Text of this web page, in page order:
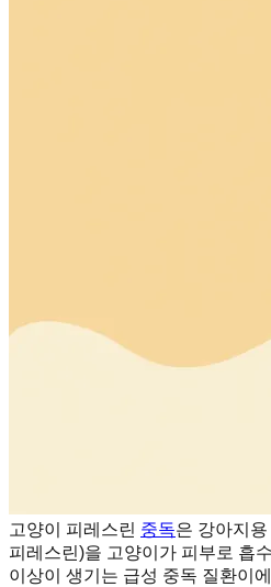
고양이 피레스린 중독은 강아지
피레스린)을 고양이가 피부로 흡
이상이 생기는 급성 중독 질환이